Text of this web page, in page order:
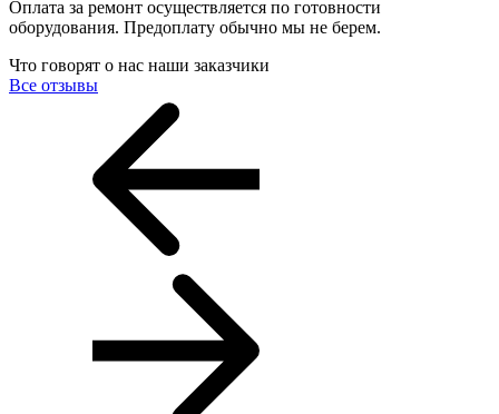
Оплата за ремонт осуществляется по готовности
оборудования. Предоплату обычно мы не берем.
Что говорят о нас наши заказчики
Все отзывы